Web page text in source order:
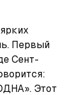
Первый
Сент-
Этот